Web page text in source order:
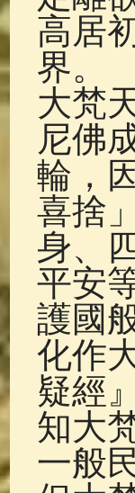
高居
界。
大梵
尼佛
輪，
喜捨
身、
平安
護國
化作
疑經
知大
一般